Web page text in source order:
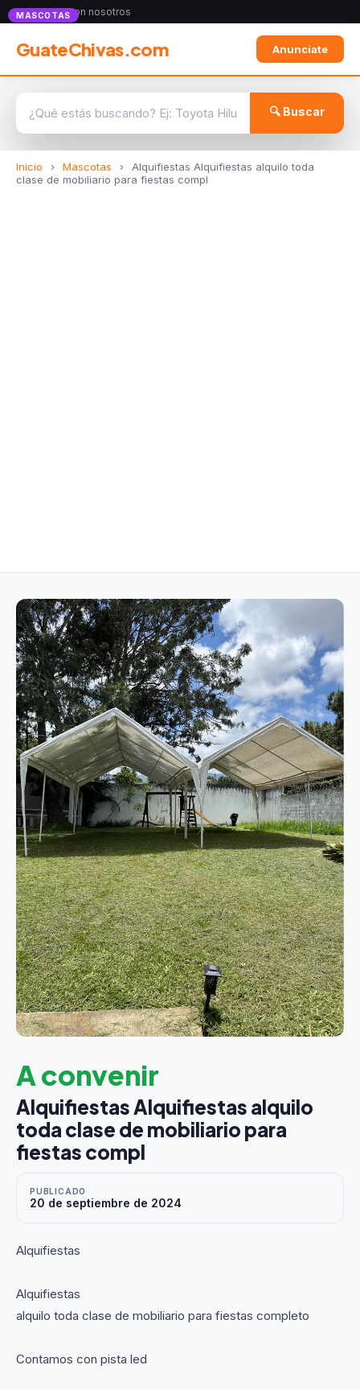
Anunciate con nosotros
GuateChivas.com Anunciate
🔍 Buscar
Inicio › Mascotas ›
Alquifiestas Alquifiestas alquilo toda
clase de mobiliario para fiestas compl
MASCOTAS
A convenir
Alquifiestas Alquifiestas alquilo
toda clase de mobiliario para
fiestas compl
PUBLICADO
20 de septiembre de 2024
Alquifiestas
Alquifiestas
alquilo toda clase de mobiliario para fiestas completo
Contamos con pista led